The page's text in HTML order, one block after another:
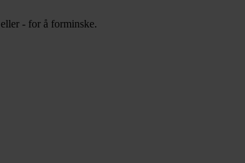
- for å forminske.